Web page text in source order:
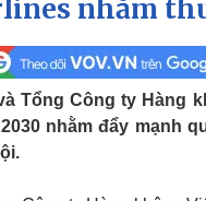
thao
Bóng đá
thi đấu bóng đá
eSports
nhằm
Tổng Công ty Hàng
nhằm đẩy mạnh